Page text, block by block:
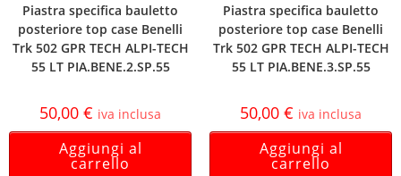
Piastra specifica bauletto
posteriore top case Benelli
Trk 502 GPR TECH ALPI-TECH
55 LT PIA.BENE.2.SP.55
50,00 € iva inclusa
Aggiungi al
carrello
Piastra specifica bauletto
posteriore top case Benelli
Trk 502 GPR TECH ALPI-TECH
55 LT PIA.BENE.3.SP.55
50,00 € iva inclusa
Aggiungi al
carrello